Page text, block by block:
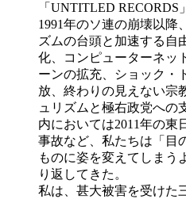
「UNTITLED
1991年のソ連の崩壊以降
ズムの台頭と加速する自
化、コンピューターネッ
ーンの拡充、ショック・
放、終わりの見えない宗
ュリズムと極右政党への
内においては2011年の東
事故など、私たちは「目
ものに姿を変えてしまう
り返してきた。
私は、甚大被害を受けた